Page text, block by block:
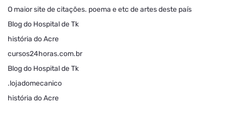
O maior site de citações. poema e etc de artes deste país
Blog do Hospital de Tk
história do Acre
cursos24horas.com.br
Blog do Hospital de Tk
.lojadomecanico
história do Acre